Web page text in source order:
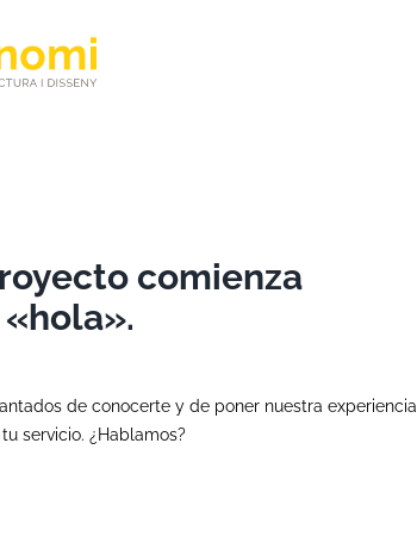
comienza
de conocerte y de poner nuestra experiencia
servicio. ¿Hablamos?